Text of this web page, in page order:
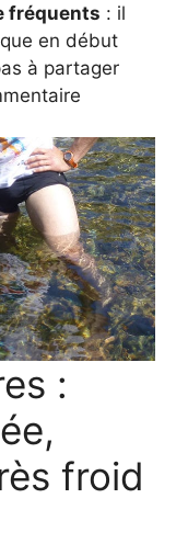
fréquents : il
en début
à partager
:
froid